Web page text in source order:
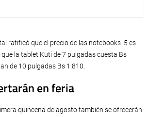
ratificó que el precio de las notebooks i5 es
la tablet Kuti de 7 pulgadas cuesta Bs
de 10 pulgadas Bs 1.810.
en feria
quincena de agosto también se ofrecerán